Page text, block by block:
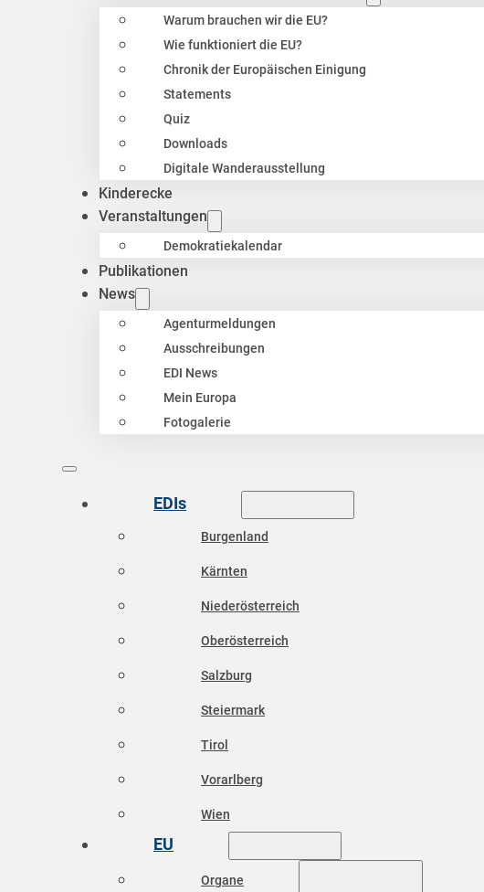
Warum brauchen wir die EU?
Wie funktioniert die EU?
Chronik der Europäischen Einigung
Statements
Quiz
Downloads
Digitale Wanderausstellung
Kinderecke
Veranstaltungen
Demokratiekalendar
Publikationen
News
Agenturmeldungen
Ausschreibungen
EDI News
Mein Europa
Fotogalerie
EDIs
Burgenland
Kärnten
Niederösterreich
Oberösterreich
Salzburg
Steiermark
Tirol
Vorarlberg
Wien
EU
Organe